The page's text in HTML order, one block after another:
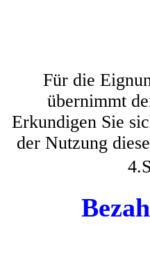
Für die
übernimmt
Erkundigen Sie
der Nutzung